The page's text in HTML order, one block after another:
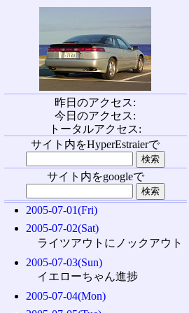
昨日のアクセス:
今日のアクセス:
トータルアクセス:
サイト内をHyperEstraierで
サイト内をgoogleで
2005-07-01(Fri)
2005-07-02(Sat)
ライツアウトにノックアウト
2005-07-03(Sun)
イエローちゃん進捗
2005-07-04(Mon)